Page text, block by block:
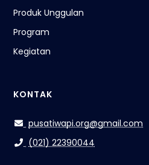
Produk Unggulan
Program
Kegiatan
KONTAK
pusatiwapi.org@gmail.com
(021) 22390044